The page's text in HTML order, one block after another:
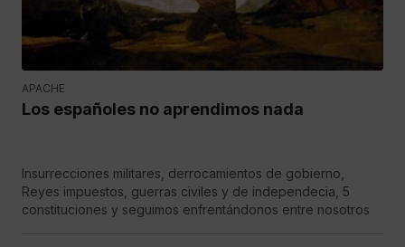
APACHE
Los españoles no aprendimos nada
Insurrecciones militares, derrocamientos de gobierno,
Reyes impuestos, guerras civiles y de independecia, 5
constituciones y seguimos enfrentándonos entre nosotros